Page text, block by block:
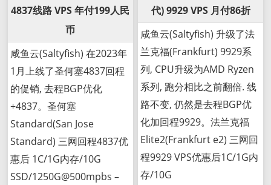
4837线路 VPS 年付199人民
币
咸鱼云(Saltyfish) 在2023年
1月上线了圣何塞4837回程
的促销, 去程BGP优化
+4837。圣何塞
Standard(San Jose
Standard) 三网回程4837优
惠后 1C/1G内存/10G
SSD/1250G@500mpbs –
代) 9929 VPS 月付86折
咸鱼云(Saltyfish) 升级了法
兰克福(Frankfurt) 9929系
列, CPU升级为AMD Ryzen
系列, 跑分相比之前翻倍. 线
路不变, 仍然是去程BGP优
化加回程9929。法兰克福
Elite2(Frankfurt e2) 三网回
程9929 VPS优惠后1C/1G内
存/10G